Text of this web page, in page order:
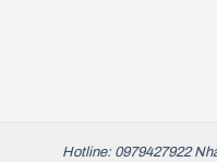
Hotline: 0979427922